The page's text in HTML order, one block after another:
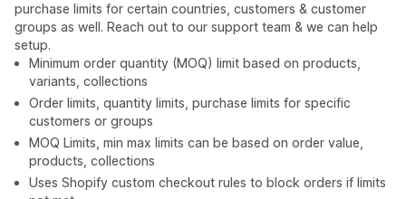
purchase limits for certain countries, customers & customer
groups as well. Reach out to our support team & we can help
setup.
Minimum order quantity (MOQ) limit based on products,
variants, collections
Order limits, quantity limits, purchase limits for specific
customers or groups
MOQ Limits, min max limits can be based on order value,
products, collections
Uses Shopify custom checkout rules to block orders if limits